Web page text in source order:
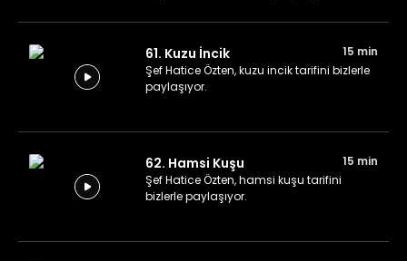
61. Kuzu İncik
15 min
Şef Hatice Özten, kuzu incik tarifini bizlerle
paylaşıyor.
62. Hamsi Kuşu
15 min
Şef Hatice Özten, hamsi kuşu tarifini
bizlerle paylaşıyor.